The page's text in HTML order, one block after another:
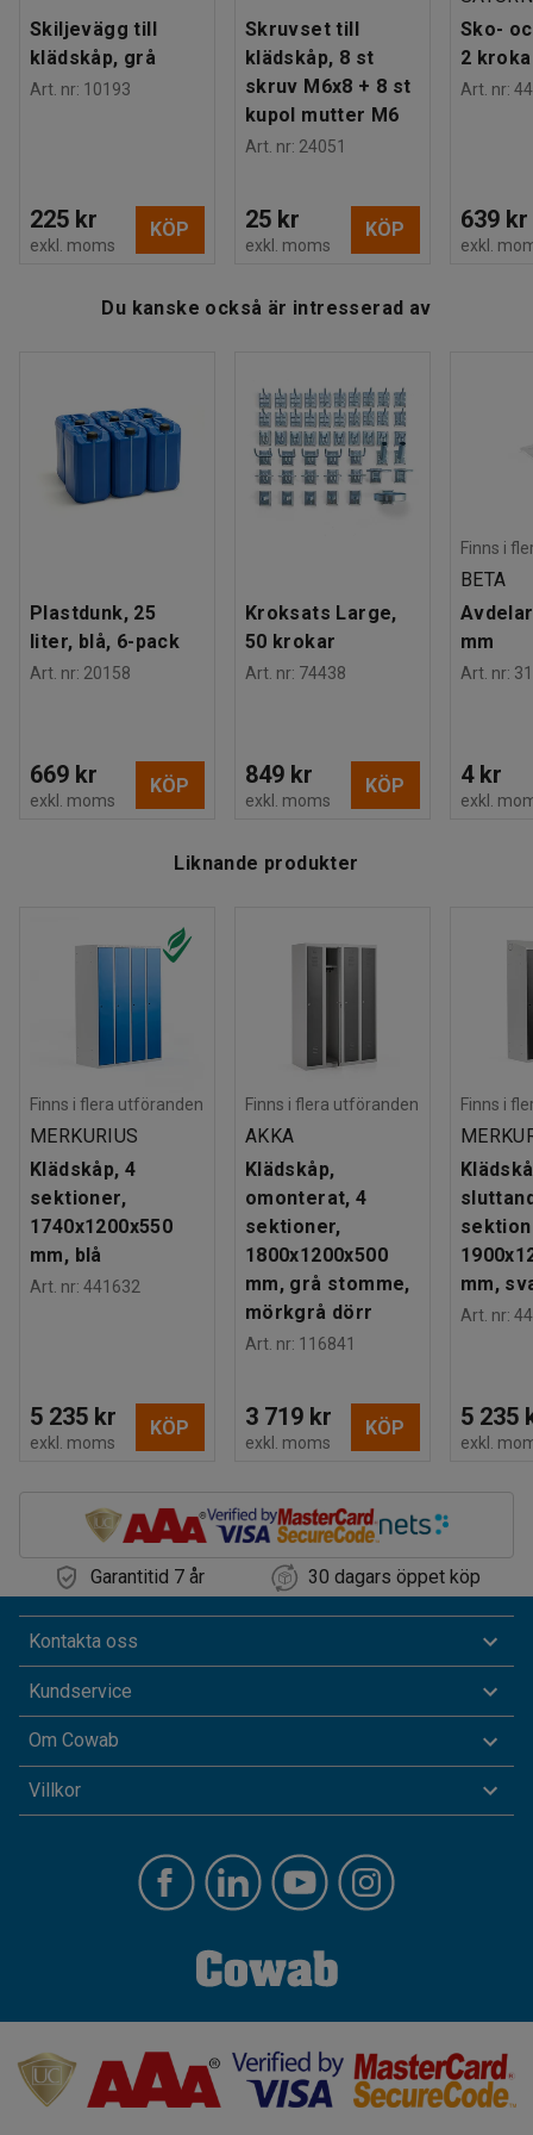
Bredd: 800 mm
Djup: 550 mm
Dörrtyp: Förstärkt enkelplåt
Tak: Plant
Material Stålplåt
Färgkod dörr: RAL 9005
Antal sektioner: 2
Rek. antal personer för hantering : 2
Estimerad hanteringstid/person: 10 Min
56,01
EPD, Byggvarubedömd ID: 139208
Media
Skiljevägg till
klädskåp, grå
Art. nr: 10193
225 kr
exkl. moms
KÖP
Skruvset till
klädskåp, 8 st
skruv M6x8 + 8 st
kupol mutter M6
Art. nr: 24051
25 kr
exkl. moms
KÖP
Sko-
2
Art. nr:
639 kr
exkl.
Du kanske också är intresserad av
Plastdunk, 25
liter, blå, 6-pack
Art. nr: 20158
669 kr
exkl. moms
KÖP
Kroksats Large,
50 krokar
Art. nr: 74438
849 kr
exkl. moms
KÖP
Finns i
BETA
mm
Art. nr:
4 kr
exkl.
Liknande produkter
Finns i flera utföranden
MERKURIUS
Klädskåp, 4
sektioner,
1740x1200x550
mm, blå
Art. nr: 441632
5 235 kr
exkl. moms
KÖP
Finns i flera utföranden
AKKA
Klädskåp,
omonterat, 4
sektioner,
1800x1200x500
mm, grå stomme,
mörkgrå dörr
Art. nr: 116841
3 719 kr
exkl. moms
KÖP
Finns i
mm,
Art. nr:
5 235
exkl.
Garantitid 7 år 30 dagars öppet köp
Kontakta oss
Kundservice
Om Cowab
Villkor